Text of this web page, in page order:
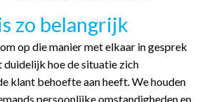
zo belangrijk
op die manier met elkaar in gesprek
hoe de situatie zich
klant behoefte aan heeft. We houden
persoonlijke omstandigheden en